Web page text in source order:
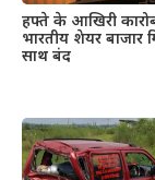
हफ्ते के आखिरी
भारतीय शेयर बाजार
साथ बंद